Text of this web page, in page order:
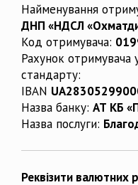
Найменування
ДНП «НДСЛ
Код отримувача:
Рахунок отримувача
стандарту:
IBAN
Назва банку: АТ КБ
Назва послуги:
Реквізити валютних